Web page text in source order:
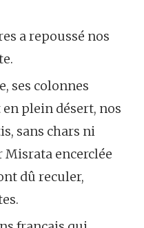
a repoussé nos
ses colonnes
plein désert, nos
sans chars ni
encerclée
dû reculer,